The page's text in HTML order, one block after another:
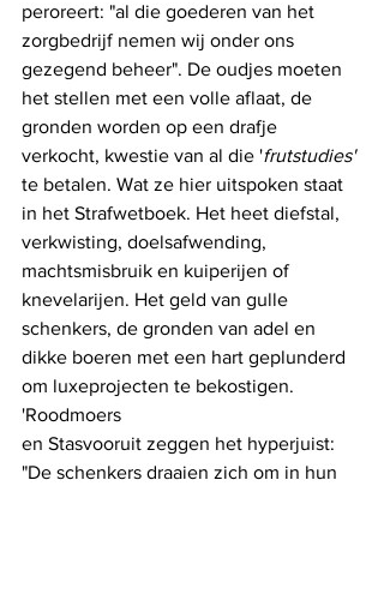
peroreert: "al die goederen van het
zorgbedrijf nemen wij onder ons
gezegend beheer". De oudjes moeten
het stellen met een volle aflaat, de
gronden worden op een drafje
verkocht, kwestie van al die 'frutstudies'
te betalen. Wat ze hier uitspoken staat
in het Strafwetboek. Het heet diefstal,
verkwisting, doelsafwending,
machtsmisbruik en kuiperijen of
knevelarijen. Het geld van gulle
schenkers, de gronden van adel en
dikke boeren met een hart geplunderd
om luxeprojecten te bekostigen.
'Roodmoers
en Stasvooruit zeggen het hyperjuist:
"De schenkers draaien zich om in hun